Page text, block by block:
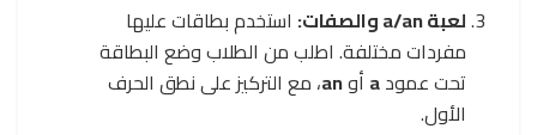
لعبة a/an والصفات:
استخدم بطاقات عليها
مفردات مختلفة. اطلب من الطلاب وضع البطاقة
تحت عمودa أوan، مع التركيز على نطق الحرف
الأول.